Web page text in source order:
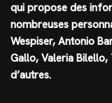
qui propose des
nombreuses
Wespiser, Antonio
Gallo, Valeria
d’autres.